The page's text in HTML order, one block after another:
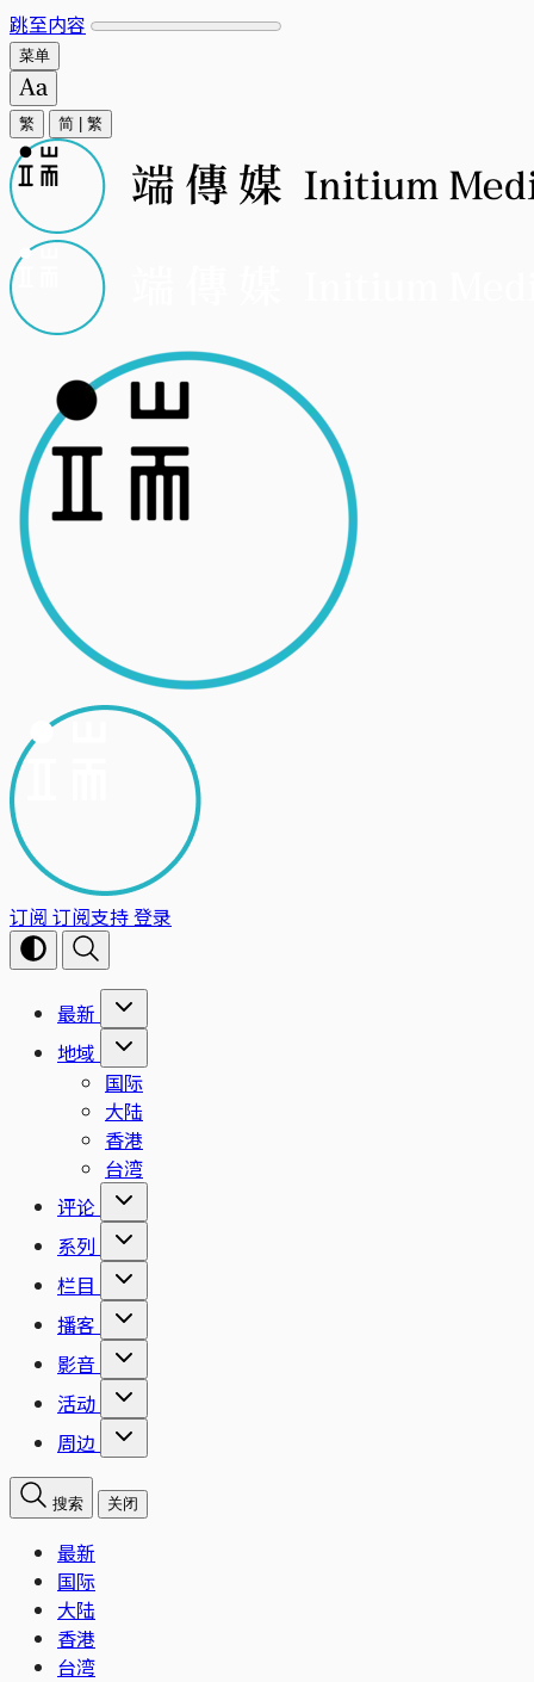
跳至内容
菜单
繁 简 繁
订阅 订阅支持登录
最新
地域
国际
大陆
香港
台湾
评论
系列
栏目
播客
影音
活动
周边
搜索 关闭
最新
国际
大陆
香港
台湾